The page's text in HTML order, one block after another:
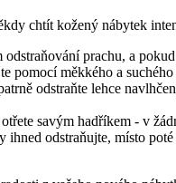
chtít kožený nábytek
odstraňování prachu, a
pomocí měkkého a
odstraňte lehce
savým hadříkem - v
ihned odstraňujte, místo